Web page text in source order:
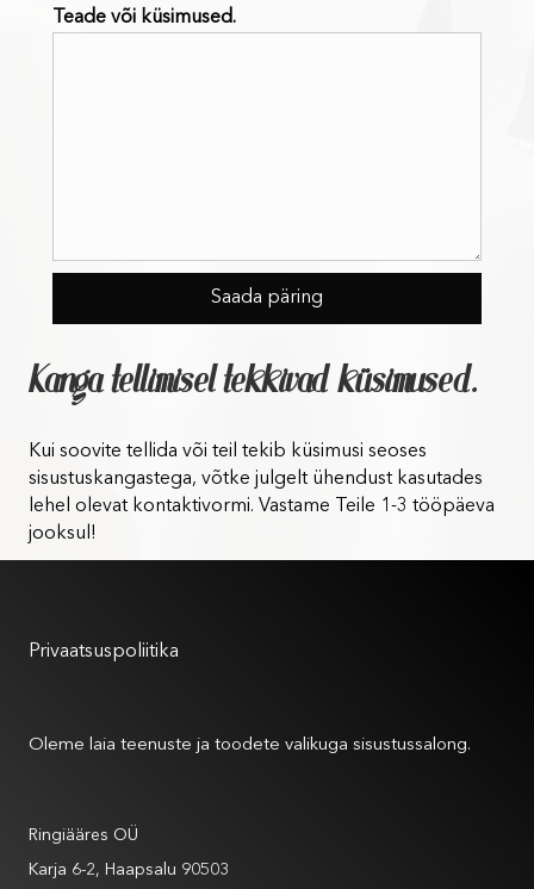
Teade või küsimused.
Kanga tellimisel tekkivad küsimused.
Kui soovite tellida või teil tekib küsimusi seoses
sisustuskangastega, võtke julgelt ühendust kasutades
lehel olevat kontaktivormi. Vastame Teile 1-3 tööpäeva
jooksul!
Privaatsuspoliitika
Oleme laia teenuste ja toodete valikuga sisustussalong.
Ringiääres OÜ
Karja 6-2, Haapsalu 90503